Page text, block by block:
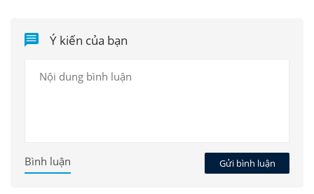
Ý kiến của bạn
Gửi bình luận
Bình luận